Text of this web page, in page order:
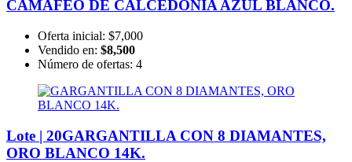
CAMAFEO DE CALCEDONIA AZUL BLANCO.
Oferta inicial: $7,000
Vendido en: $8,500
Número de ofertas: 4
Lote | 20GARGANTILLA CON 8 DIAMANTES,
ORO BLANCO 14K.